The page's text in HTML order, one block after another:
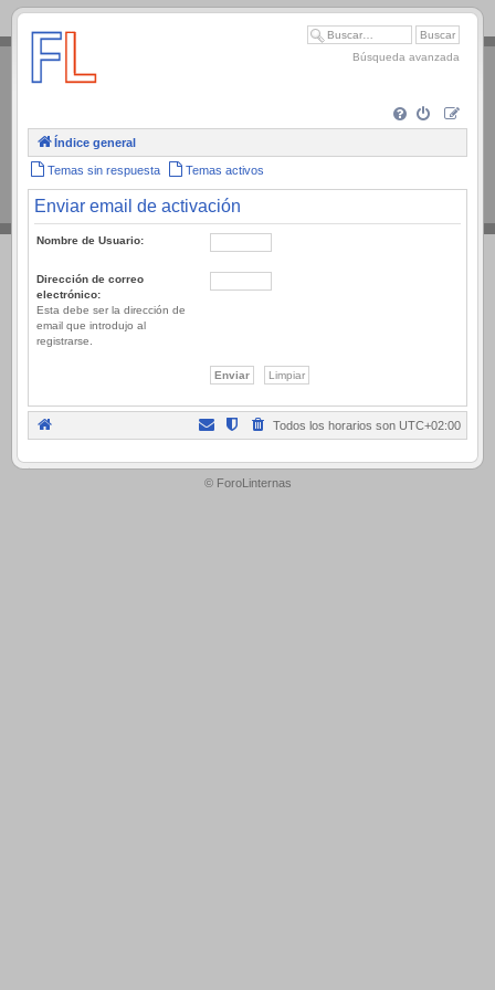
.
Búsqueda avanzada
Índice general
Temas sin respuesta Temas activos
Enviar email de activación
Nombre de Usuario:
Dirección de correo
electrónico:
Esta debe ser la dirección de
email que introdujo al
registrarse.
Todos los horarios son UTC+02:00
.
© ForoLinternas